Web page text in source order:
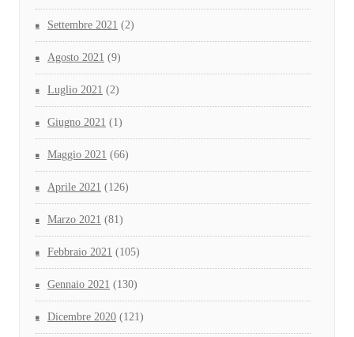
Settembre 2021 (2)
Agosto 2021 (9)
Luglio 2021 (2)
Giugno 2021 (1)
Maggio 2021 (66)
Aprile 2021 (126)
Marzo 2021 (81)
Febbraio 2021 (105)
Gennaio 2021 (130)
Dicembre 2020 (121)